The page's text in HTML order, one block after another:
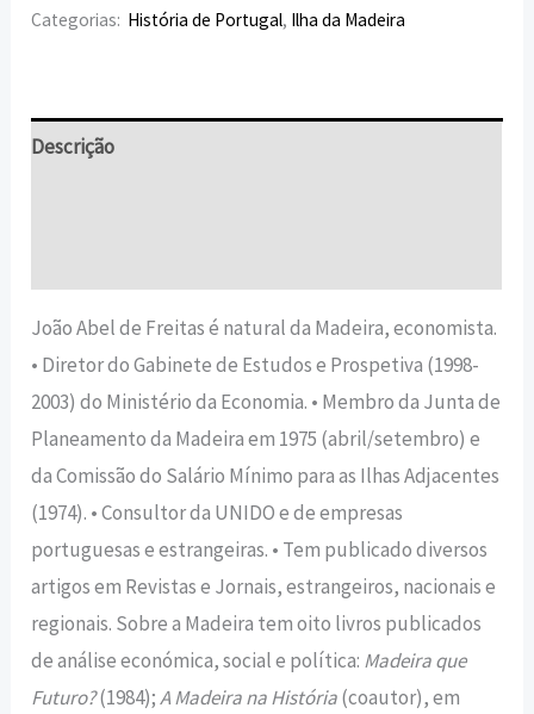
Categorias: História de Portugal, Ilha da Madeira
Descrição
João Abel de Freitas é natural da Madeira, economista.
• Diretor do Gabinete de Estudos e Prospetiva (1998-
2003) do Ministério da Economia. • Membro da Junta de
Planeamento da Madeira em 1975 (abril/setembro) e
da Comissão do Salário Mínimo para as Ilhas Adjacentes
(1974). • Consultor da UNIDO e de empresas
portuguesas e estrangeiras. • Tem publicado diversos
artigos em Revistas e Jornais, estrangeiros, nacionais e
regionais. Sobre a Madeira tem oito livros publicados
de análise económica, social e política: Madeira que
Futuro?(1984);A Madeira na História(coautor), em